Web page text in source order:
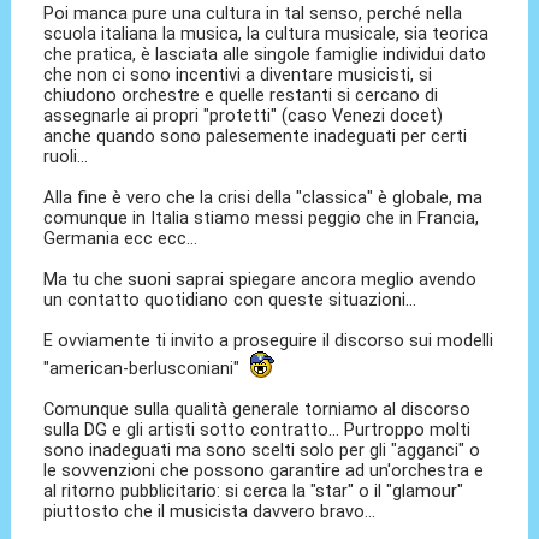
Poi manca pure una cultura in tal senso, perché nella
scuola italiana la musica, la cultura musicale, sia teorica
che pratica, è lasciata alle singole famiglie individui dato
che non ci sono incentivi a diventare musicisti, si
chiudono orchestre e quelle restanti si cercano di
assegnarle ai propri "protetti" (caso Venezi docet)
anche quando sono palesemente inadeguati per certi
ruoli...
Alla fine è vero che la crisi della "classica" è globale, ma
comunque in Italia stiamo messi peggio che in Francia,
Germania ecc ecc...
Ma tu che suoni saprai spiegare ancora meglio avendo
un contatto quotidiano con queste situazioni...
E ovviamente ti invito a proseguire il discorso sui modelli
"american-berlusconiani"
Comunque sulla qualità generale torniamo al discorso
sulla DG e gli artisti sotto contratto... Purtroppo molti
sono inadeguati ma sono scelti solo per gli "agganci" o
le sovvenzioni che possono garantire ad un'orchestra e
al ritorno pubblicitario: si cerca la "star" o il "glamour"
piuttosto che il musicista davvero bravo...